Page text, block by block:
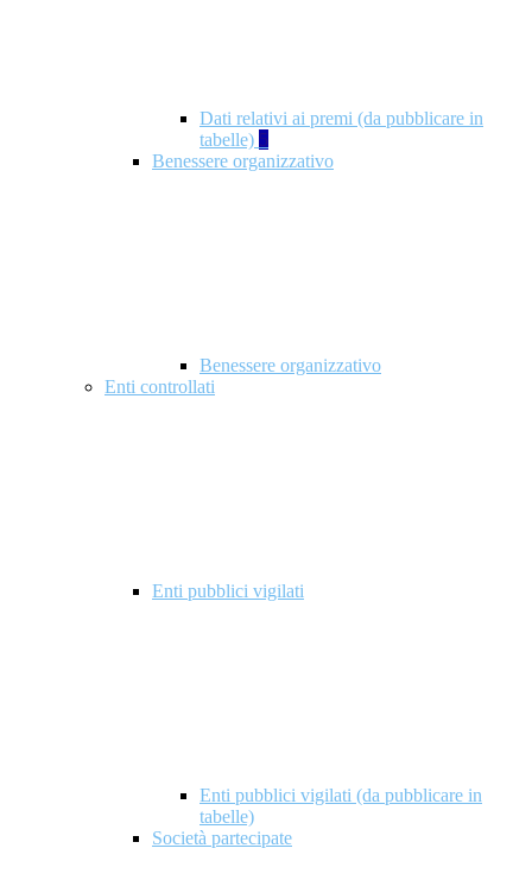
Dati relativi ai premi (da pubblicare in
tabelle) 5
Benessere organizzativo
Benessere organizzativo
Enti controllati
Enti pubblici vigilati
Enti pubblici vigilati (da pubblicare in
tabelle)
Società partecipate